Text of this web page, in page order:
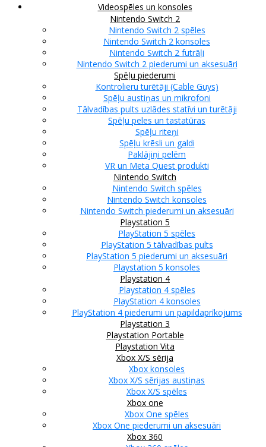
Videospēles un konsoles
Nintendo Switch 2
Nintendo Switch 2 spēles
Nintendo Switch 2 konsoles
Nintendo Switch 2 futrāļi
Nintendo Switch 2 piederumi un aksesuāri
Spēļu piederumi
Kontrolieru turētāji (Cable Guys)
Spēļu austiņas un mikrofoni
Tālvadības pults uzlādes statīvi un turētāji
Spēļu peles un tastatūras
Spēļu riteņi
Spēļu krēsli un galdi
Paklājiņi pelēm
VR un Meta Quest produkti
Nintendo Switch
Nintendo Switch spēles
Nintendo Switch konsoles
Nintendo Switch piederumi un aksesuāri
Playstation 5
PlayStation 5 spēles
PlayStation 5 tālvadības pults
PlayStation 5 piederumi un aksesuāri
Playstation 5 konsoles
Playstation 4
Playstation 4 spēles
PlayStation 4 konsoles
PlayStation 4 piederumi un papildaprīkojums
Playstation 3
Playstation Portable
Playstation Vita
Xbox X/S sērija
Xbox konsoles
Xbox X/S sērijas austiņas
Xbox X/S spēles
Xbox one
Xbox One spēles
Xbox One piederumi un aksesuāri
Xbox 360